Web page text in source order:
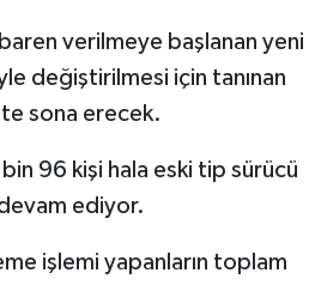
verilmeye başlanan yeni
değiştirilmesi için tanınan
sona erecek.
96 kişi hala eski tip sürücü
ediyor.
işlemi yapanların toplam